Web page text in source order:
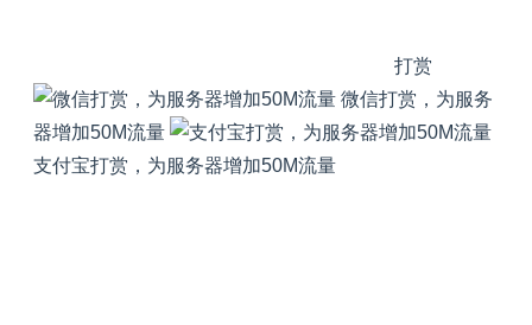
打赏
微信打赏，为服务
器增加50M流量
支付宝打赏，为服务器增加50M流量